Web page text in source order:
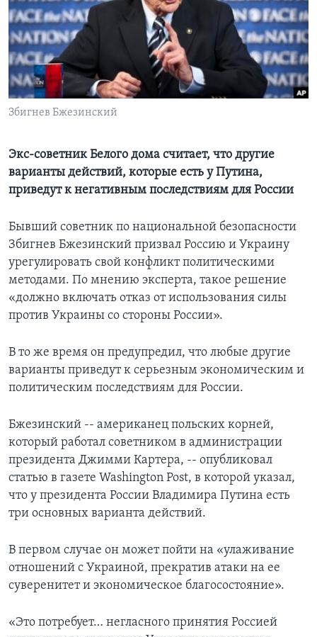
Learning English
СОЦИАЛЬНЫЕ СЕТИ
Збигнев Бжезинский
Экс-советник Белого дома считает, что другие
варианты действий, которые есть у Путина,
приведут к негативным последствиям для России
Бывший советник по национальной безопасности
Збигнев Бжезинский призвал Россию и Украину
урегулировать свой конфликт политическими
методами. По мнению эксперта, такое решение
«должно включать отказ от использования силы
против Украины со стороны России».
В то же время он предупредил, что любые другие
варианты приведут к серьезным экономическим и
политическим последствиям для России.
Бжезинский -- американец польских корней,
который работал советником в администрации
президента Джимми Картера, -- опубликовал
статью в газете Washington Post, в которой указал,
что у президента России Владимира Путина есть
три основных варианта действий.
В первом случае он может пойти на «улаживание
отношений с Украиной, прекратив атаки на ее
суверенитет и экономическое благосостояние».
«Это потребует… негласного принятия Россией